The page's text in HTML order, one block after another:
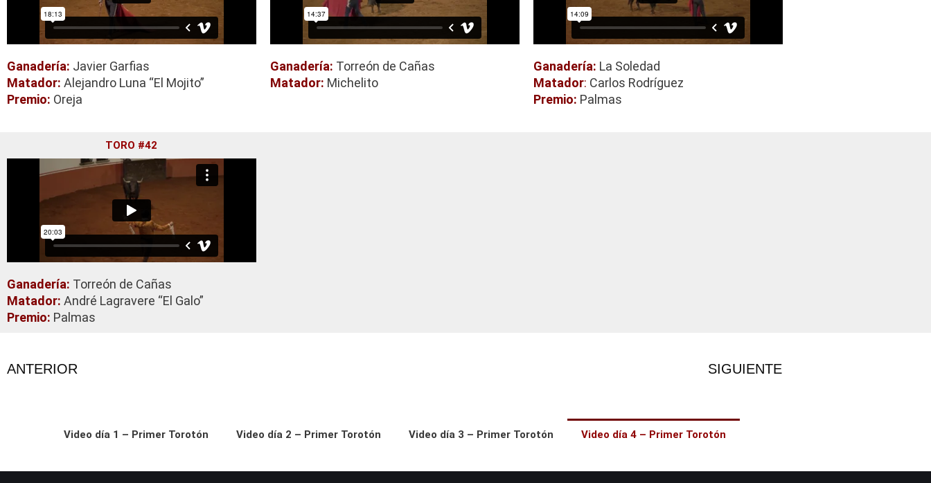
Ganadería: Javier Garfias
Matador: Alejandro Luna “El Mojito”
Premio: Oreja
Ganadería: Torreón de Cañas
Matador: Michelito
Ganadería: La Soledad
Matador: Carlos Rodríguez
Premio: Palmas
TORO #42
Ganadería: Torreón de Cañas
Matador: André Lagravere “El Galo”
Premio: Palmas
ANTERIOR SIGUIENTE
Video día 1 – Primer Torotón Video día 2 – Primer Torotón Video día 3 – Primer Torotón Video día 4 – Primer Torotón